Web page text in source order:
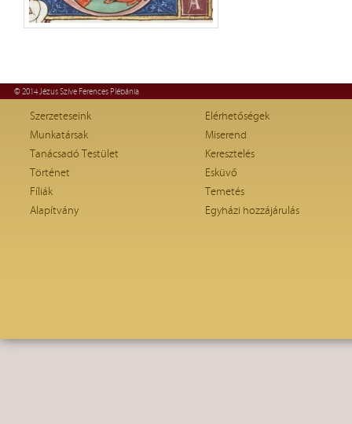
© 2014 Jézus Szíve Ferences Plébánia
Szerzeteseink
Munkatársak
Tanácsadó Testület
Történet
Fíliák
Alapítvány
Elérhetőségek
Miserend
Keresztelés
Esküvő
Temetés
Egyházi hozzájárulás